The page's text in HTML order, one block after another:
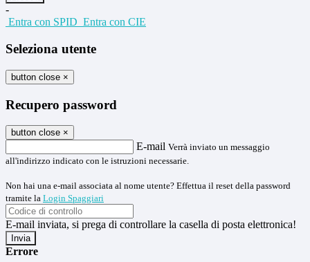
-
Entra con SPID Entra con CIE
Seleziona utente
button close ×
Recupero password
button close ×
E-mail Verrà inviato un messaggio
all'indirizzo indicato con le istruzioni necessarie.
Non hai una e-mail associata al nome utente? Effettua il reset della password
tramite la Login Spaggiari
E-mail inviata, si prega di controllare la casella di posta elettronica!
Errore